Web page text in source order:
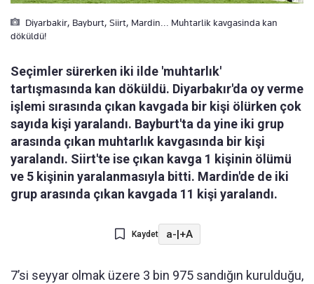
Diyarbakir, Bayburt, Siirt, Mardin... Muhtarlik kavgasinda kan
döküldü!
Seçimler sürerken iki ilde 'muhtarlık'
tartışmasında kan döküldü. Diyarbakır'da oy verme
işlemi sırasında çıkan kavgada bir kişi ölürken çok
sayıda kişi yaralandı. Bayburt'ta da yine iki grup
arasında çıkan muhtarlık kavgasında bir kişi
yaralandı. Siirt'te ise çıkan kavga 1 kişinin ölümü
ve 5 kişinin yaralanmasıyla bitti. Mardin'de de iki
grup arasında çıkan kavgada 11 kişi yaralandı.
Kaydet a-|+A
7’si seyyar olmak üzere 3 bin 975 sandığın kurulduğu,